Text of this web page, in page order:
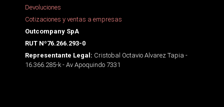
Devoluciones
Cotizaciones y ventas a empresas
Outcompany SpA
RUT Nº76.266.293-0
Representante Legal: Cristobal Octavio Alvarez Tapia -
16.366.285-k - Av Apoquindo 7331